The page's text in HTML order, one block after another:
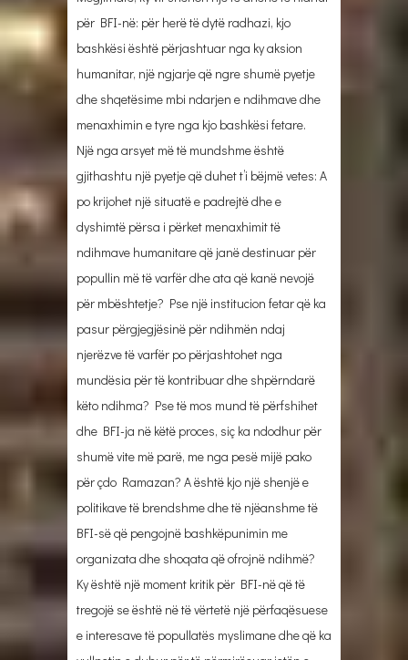
për BFI-në: për herë të dytë radhazi, kjo
bashkësi është përjashtuar nga ky aksion
humanitar, një ngjarje që ngre shumë pyetje
dhe shqetësime mbi ndarjen e ndihmave dhe
menaxhimin e tyre nga kjo bashkësi fetare.
Një nga arsyet më të mundshme është
gjithashtu një pyetje që duhet t’i bëjmë vetes: A
po krijohet një situatë e padrejtë dhe e
dyshimtë përsa i përket menaxhimit të
ndihmave humanitare që janë destinuar për
popullin më të varfër dhe ata që kanë nevojë
për mbështetje? Pse një institucion fetar që ka
pasur përgjegjësinë për ndihmën ndaj
njerëzve të varfër po përjashtohet nga
mundësia për të kontribuar dhe shpërndarë
këto ndihma? Pse të mos mund të përfshihet
dhe BFI-ja në këtë proces, siç ka ndodhur për
shumë vite më parë, me nga pesë mijë pako
për çdo Ramazan? A është kjo një shenjë e
politikave të brendshme dhe të njëanshme të
BFI-së që pengojnë bashkëpunimin me
organizata dhe shoqata që ofrojnë ndihmë?
Ky është një moment kritik për BFI-në që të
tregojë se është në të vërtetë një përfaqësuese
e interesave të popullatës myslimane dhe që ka